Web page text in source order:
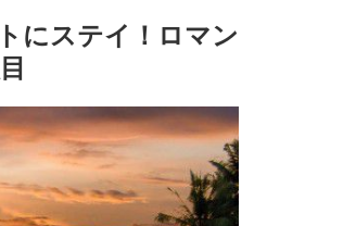
にステイ！ロマン